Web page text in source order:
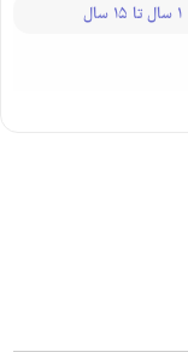
1 سال تا 15 سال